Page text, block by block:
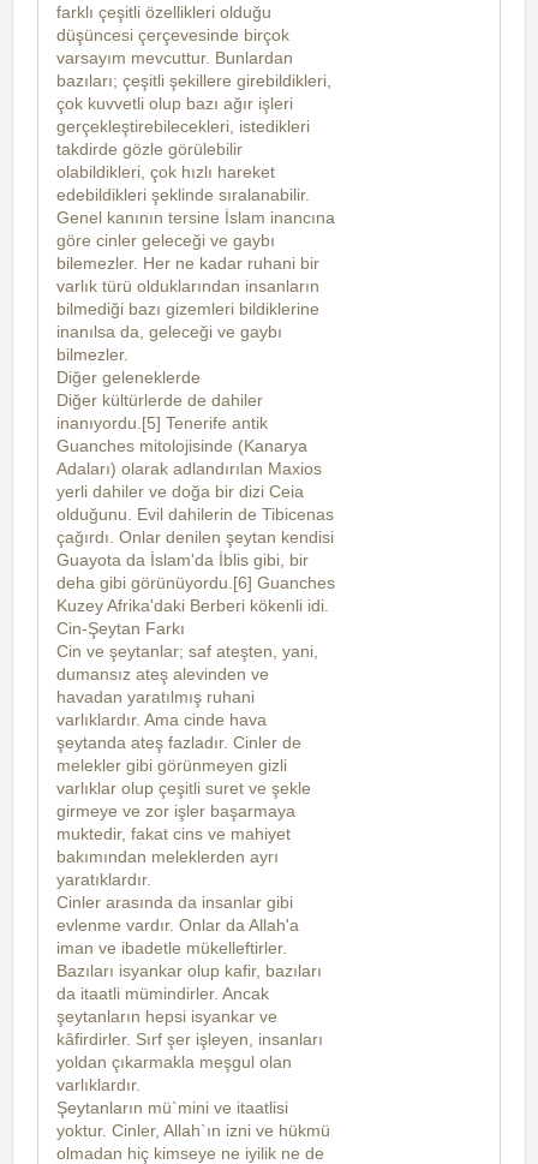
farklı çeşitli özellikleri olduğu
düşüncesi çerçevesinde birçok
varsayım mevcuttur. Bunlardan
bazıları; çeşitli şekillere girebildikleri,
çok kuvvetli olup bazı ağır işleri
gerçekleştirebilecekleri, istedikleri
takdirde gözle görülebilir
olabildikleri, çok hızlı hareket
edebildikleri şeklinde sıralanabilir.
Genel kanının tersine İslam inancına
göre cinler geleceği ve gaybı
bilemezler. Her ne kadar ruhani bir
varlık türü olduklarından insanların
bilmediği bazı gizemleri bildiklerine
inanılsa da, geleceği ve gaybı
bilmezler.
Diğer geleneklerde
Diğer kültürlerde de dahiler
inanıyordu.[5] Tenerife antik
Guanches mitolojisinde (Kanarya
Adaları) olarak adlandırılan Maxios
yerli dahiler ve doğa bir dizi Ceia
olduğunu. Evil dahilerin de Tibicenas
çağırdı. Onlar denilen şeytan kendisi
Guayota da İslam'da İblis gibi, bir
deha gibi görünüyordu.[6] Guanches
Kuzey Afrika'daki Berberi kökenli idi.
Cin-Şeytan Farkı
Cin ve şeytanlar; saf ateşten, yani,
dumansız ateş alevinden ve
havadan yaratılmış ruhani
varlıklardır. Ama cinde hava
şeytanda ateş fazladır. Cinler de
melekler gibi görünmeyen gizli
varlıklar olup çeşitli suret ve şekle
girmeye ve zor işler başarmaya
muktedir, fakat cins ve mahiyet
bakımından meleklerden ayrı
yaratıklardır.
Cinler arasında da insanlar gibi
evlenme vardır. Onlar da Allah'a
iman ve ibadetle mükelleftirler.
Bazıları isyankar olup kafir, bazıları
da itaatli mümindirler. Ancak
şeytanların hepsi isyankar ve
kâfirdirler. Sırf şer işleyen, insanları
yoldan çıkarmakla meşgul olan
varlıklardır.
Şeytanların mü`mini ve itaatlisi
yoktur. Cinler, Allah`ın izni ve hükmü
olmadan hiç kimseye ne iyilik ne de